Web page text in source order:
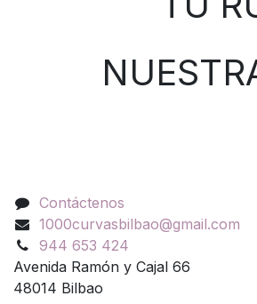
NUESTRA
Contáctenos
1000curvasbilbao@gmail.com
944 653 424
Avenida Ramón y Cajal 66
48014 Bilbao